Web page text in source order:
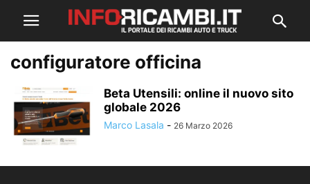
configuratore officina
Beta Utensili: online il nuovo sito
globale 2026
Marco Lasala - 26 Marzo 2026